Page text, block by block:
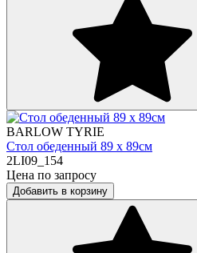
BARLOW TYRIE
Стол обеденный 89 х 89см
2LI09_154
Цена по запросу
Добавить в корзину